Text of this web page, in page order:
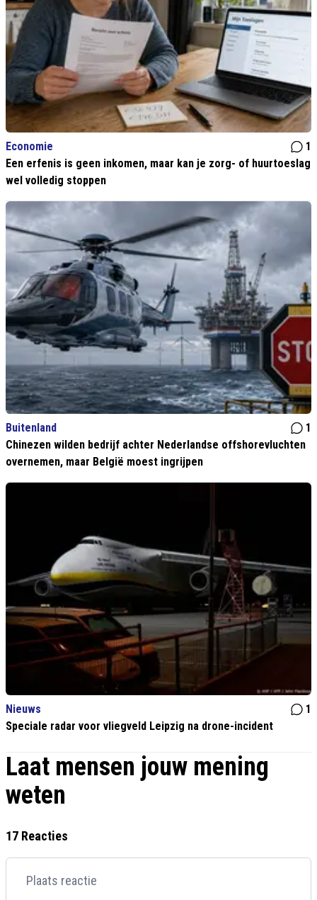
Economie
1
Een erfenis is geen inkomen, maar kan je zorg- of huurtoeslag
wel volledig stoppen
Buitenland
1
Chinezen wilden bedrijf achter Nederlandse offshorevluchten
overnemen, maar België moest ingrijpen
Nieuws
1
Speciale radar voor vliegveld Leipzig na drone-incident
Laat mensen jouw mening
weten
17 Reacties